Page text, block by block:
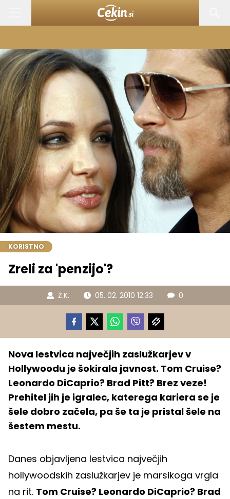
KORISTNO
Zreli za 'penzijo'?
Ž.K. 05. 02. 2010 12.33 0
Nova lestvica največjih zaslužkarjev v
Hollywoodu je šokirala javnost. Tom Cruise?
Leonardo DiCaprio? Brad Pitt? Brez veze!
Prehitel jih je igralec, katerega kariera se je
šele dobro začela, pa še ta je pristal šele na
šestem mestu.
Danes objavljena lestvica največjih
hollywoodskih zaslužkarjev je marsikoga vrgla
na rit. Tom Cruise? Leonardo DiCaprio? Brad